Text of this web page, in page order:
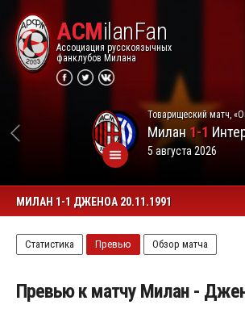
ACMilanFan
Ассоциация русскоязычных
фанклубов Милана
Товарищеский матч,
Милан1-1
5 августа 2026
МИЛАН 1-1 ДЖЕНОА 20.11.1991
Статистика Превью Обзор матча
Превью к матчу Милан -